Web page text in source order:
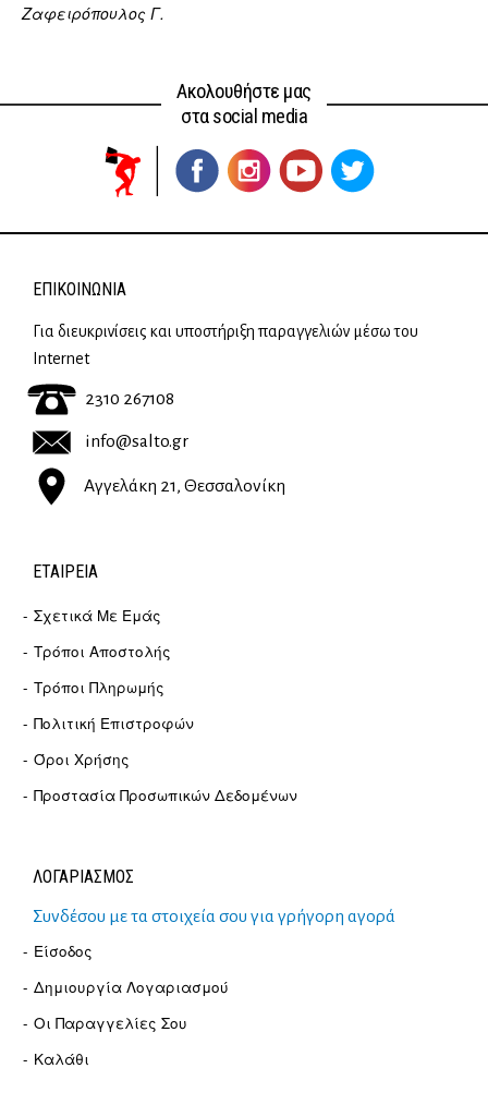
Ζαφειρόπουλος Γ.
Ακολουθήστε μας
στα social media
ΕΠΙΚΟΙΝΩΝΊΑ
Για διευκρινίσεις και υποστήριξη παραγγελιών μέσω του
Internet
2310 267108
info@salto.gr
Αγγελάκη 21, Θεσσαλονίκη
ΕΤΑΙΡΕΊΑ
Σχετικά Με Εμάς
Τρόποι Αποστολής
Τρόποι Πληρωμής
Πολιτική Επιστροφών
Όροι Χρήσης
Προστασία Προσωπικών Δεδομένων
ΛΟΓΑΡΙΑΣΜΟΣ
Συνδέσου με τα στοιχεία σου για γρήγορη αγορά
Είσοδος
Δημιουργία Λογαριασμού
Οι Παραγγελίες Σου
Καλάθι